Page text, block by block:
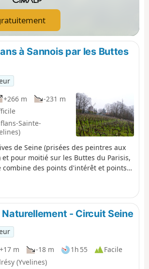
à Sannois par les Buttes
+266 m
-231 m
Sainte-
de Seine (prisées des peintres aux
et pour moitié sur les Buttes du Parisis,
combine des points d'intérêt et points
Conflans-Sainte-Honorine (Tour
très beau Château du Prieuré, du XIXe
de la Batellerie), et les abords
Fort de Cormeilles.- Circuit Seine
+17 m -18 m 1h 55
Facile
(Yvelines)